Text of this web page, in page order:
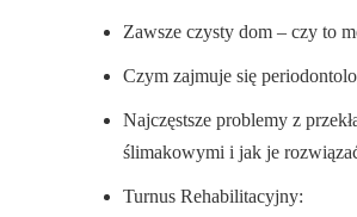
Zawsze czysty dom – czy to
Czym zajmuje się
Najczęstsze problemy z
ślimakowymi i jak je
Turnus Rehabilitacyjny: